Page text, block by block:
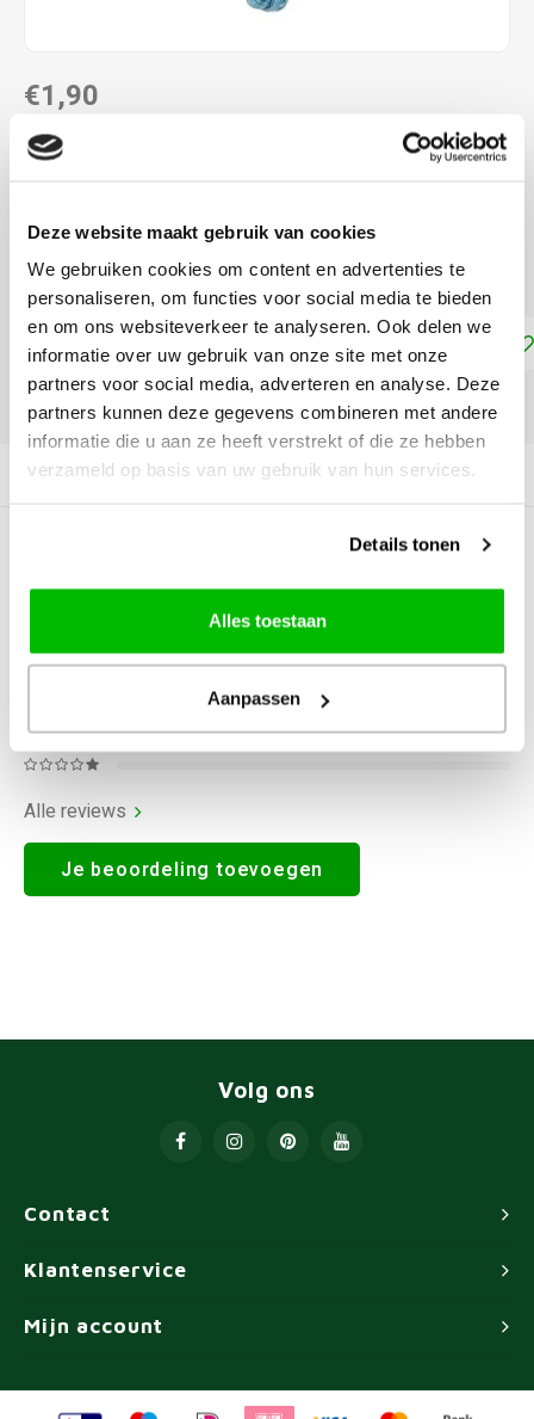
Deze website maakt gebruik van cookies
We gebruiken cookies om content en advertenties te
personaliseren, om functies voor social media te bieden
en om ons websiteverkeer te analyseren. Ook delen we
informatie over uw gebruik van onze site met onze
partners voor social media, adverteren en analyse. Deze
partners kunnen deze gegevens combineren met andere
informatie die u aan ze heeft verstrekt of die ze hebben
verzameld op basis van uw gebruik van hun services.
Details tonen
Alles toestaan
Aanpassen
€1,90
DIRECT LEVERBAAR
"DMC COLOUR VARIATIONS" OF "DMC LIGHT
EFFECTS " KOOPT, ONTVANG JE EEN KORTING VAN
100% OP HET LAAGSTGEPRIJSDE PRODUCT.
Toevoegen aan winkelwagen
DELEN:
Productomschrijving
Alle reviews
Je beoordeling toevoegen
Contact
Volg ons
Klantenservice
Mijn account